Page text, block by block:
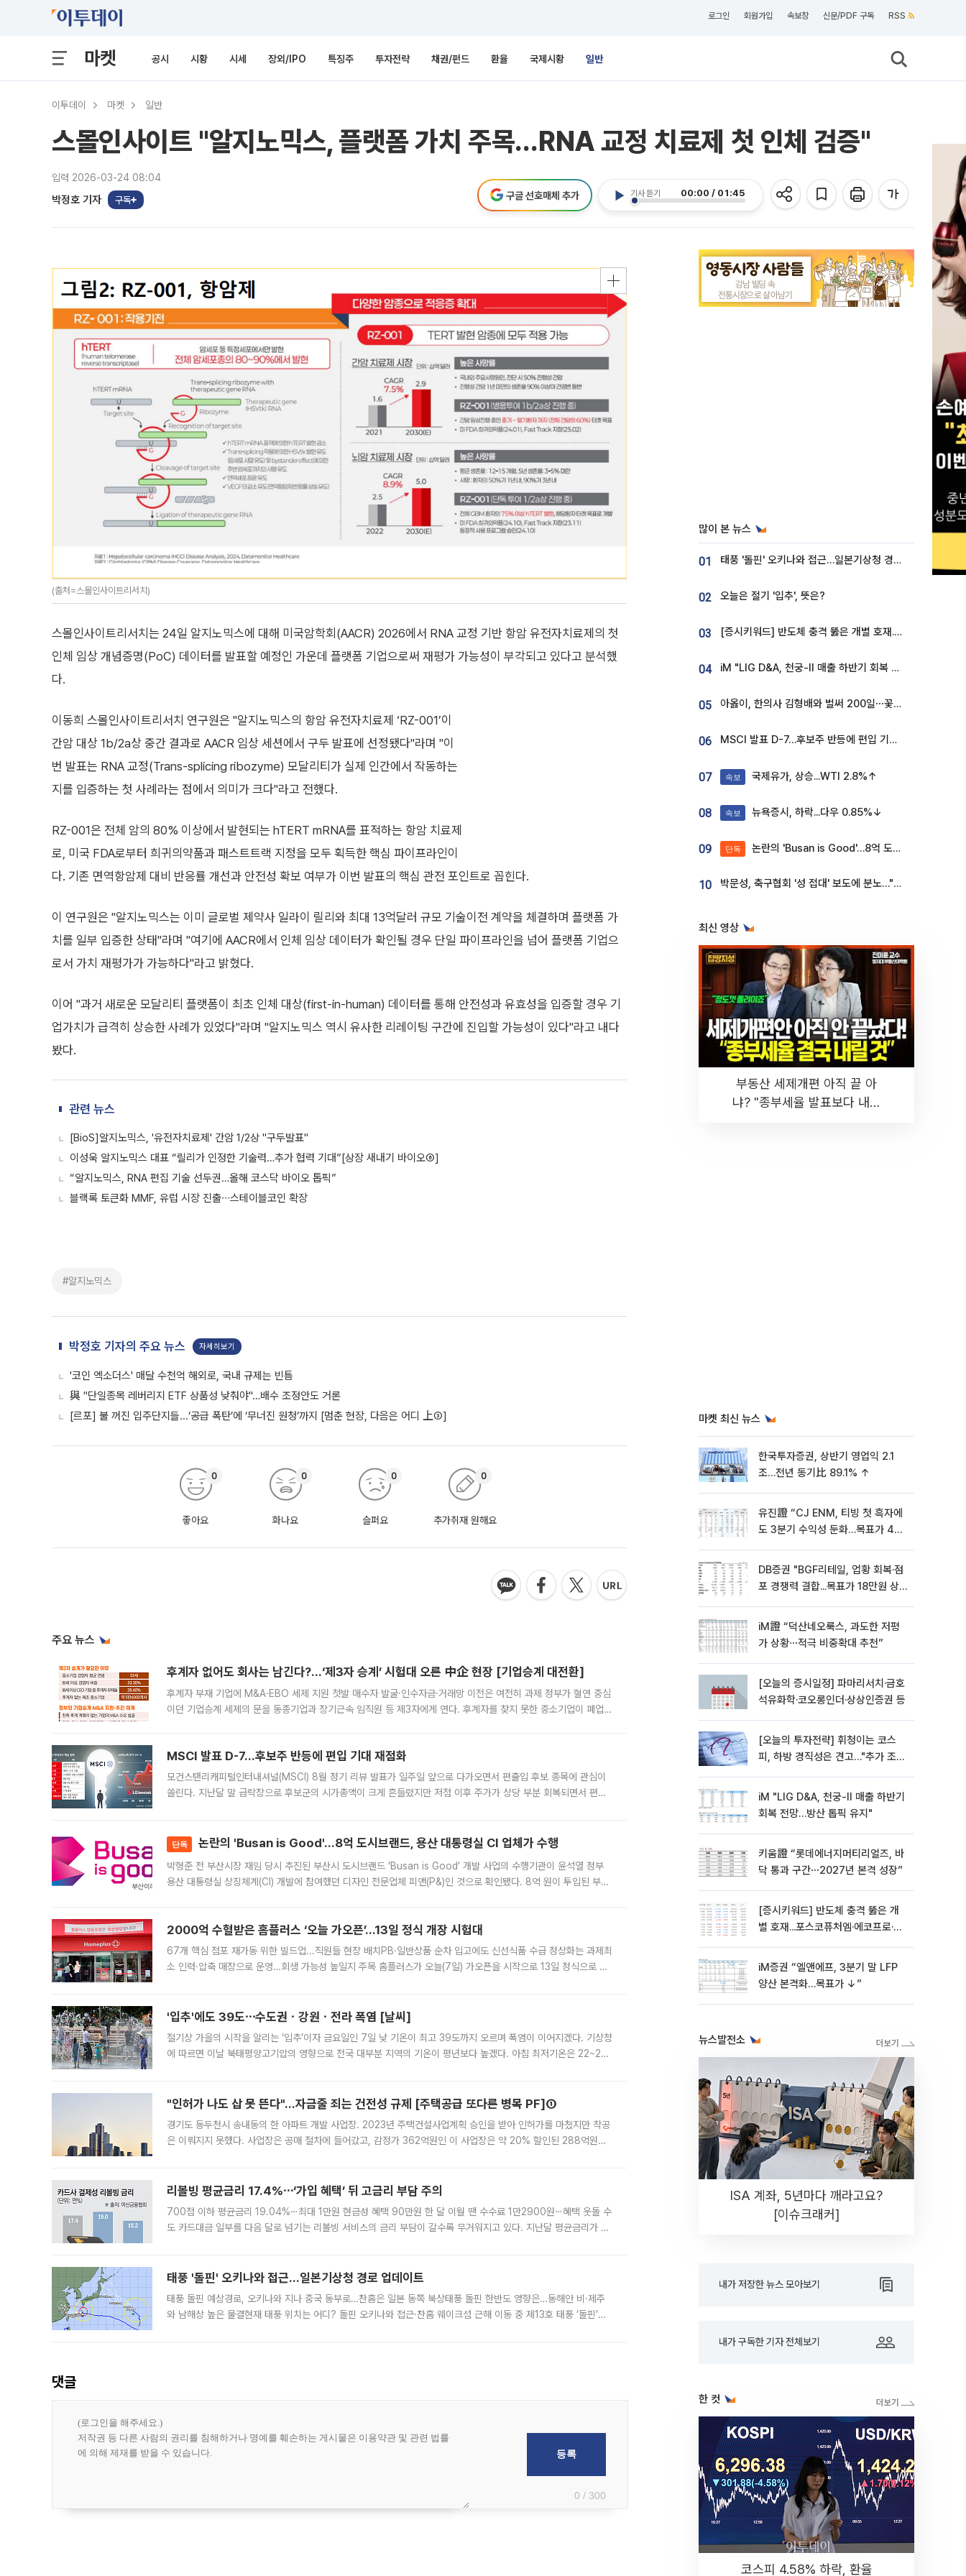
로그인 회원가입 속보창 신문/PDF 구독 RSS
마켓 공시 시황 시세 장외/IPO 특징주 투자전략 채권/펀드 환율 국제시황 일반
이투데이 마켓 일반
스몰인사이트 "알지노믹스, 플랫폼 가치 주목…RNA 교정 치료제 첫 인체 검증"
입력 2026-03-24 08:04
박정호 기자 구독
기사 듣기 00:00 / 01:45
구글 선호매체 추가
(출처=스몰인사이트리서치)
스몰인사이트리서치는 24일 알지노믹스에 대해 미국암학회(AACR) 2026에서 RNA 교정 기반 항암 유전자치료제의 첫
인체 임상 개념증명(PoC) 데이터를 발표할 예정인 가운데 플랫폼 기업으로써 재평가 가능성이 부각되고 있다고 분석했
다.
이동희 스몰인사이트리서치 연구원은 "알지노믹스의 항암 유전자치료제 ‘RZ-001’이
간암 대상 1b/2a상 중간 결과로 AACR 임상 세션에서 구두 발표에 선정됐다"라며 "이
번 발표는 RNA 교정(Trans-splicing ribozyme) 모달리티가 실제 인간에서 작동하는
지를 입증하는 첫 사례라는 점에서 의미가 크다"라고 전했다.
RZ-001은 전체 암의 80% 이상에서 발현되는 hTERT mRNA를 표적하는 항암 치료제
로, 미국 FDA로부터 희귀의약품과 패스트트랙 지정을 모두 획득한 핵심 파이프라인이
다. 기존 면역항암제 대비 반응률 개선과 안전성 확보 여부가 이번 발표의 핵심 관전 포인트로 꼽힌다.
이 연구원은 "알지노믹스는 이미 글로벌 제약사 일라이 릴리와 최대 13억달러 규모 기술이전 계약을 체결하며 플랫폼 가
치를 일부 입증한 상태"라며 "여기에 AACR에서 인체 임상 데이터가 확인될 경우 단일 파이프라인을 넘어 플랫폼 기업으
로서 가치 재평가가 가능하다"라고 밝혔다.
이어 "과거 새로운 모달리티 플랫폼이 최초 인체 대상(first-in-human) 데이터를 통해 안전성과 유효성을 입증할 경우 기
업가치가 급격히 상승한 사례가 있었다"라며 "알지노믹스 역시 유사한 리레이팅 구간에 진입할 가능성이 있다"라고 내다
봤다.
관련 뉴스
[BioS]알지노믹스, '유전자치료제' 간암 1/2상 "구두발표"
이성욱 알지노믹스 대표 “릴리가 인정한 기술력…추가 협력 기대”[상장 새내기 바이오⑥]
“알지노믹스, RNA 편집 기술 선두권…올해 코스닥 바이오 톱픽”
블랙록 토큰화 MMF, 유럽 시장 진출∙∙∙스테이블코인 확장
#알지노믹스
박정호 기자의 주요 뉴스 자세히보기
'코인 엑소더스' 매달 수천억 해외로, 국내 규제는 빈틈
與 "단일종목 레버리지 ETF 상품성 낮춰야"…배수 조정안도 거론
[르포] 불 꺼진 입주단지들...‘공급 폭탄’에 ‘무너진 원청’까지 [멈춘 현장, 다음은 어디 上③]
좋아요
0
화나요
0
슬퍼요
0
추가취재 원해요
0
주요 뉴스
후계자 없어도 회사는 남긴다?…‘제3자 승계’ 시험대 오른 中企 현장 [기업승계 대전환]
후계자 부재 기업에 M&A·EBO 세제 지원 첫발 매수자 발굴·인수자금·거래망 이전은 여전히 과제 정부가 혈연 중심
이던 기업승계 세제의 문을 동종기업과 장기근속 임직원 등 제3자에게 연다. 후계자를 찾지 못한 중소기업이 폐업
MSCI 발표 D-7…후보주 반등에 편입 기대 재점화
모건스탠리캐피털인터내셔널(MSCI) 8월 정기 리뷰 발표가 일주일 앞으로 다가오면서 편출입 후보 종목에 관심이
쏠린다. 지난달 말 급락장으로 후보군의 시가총액이 크게 흔들렸지만 저점 이후 주가가 상당 부분 회복되면서 편입
단독 논란의 'Busan is Good'…8억 도시브랜드, 용산 대통령실 CI 업체가 수행
박형준 전 부산시장 재임 당시 추진된 부산시 도시브랜드 ‘Busan is Good’ 개발 사업의 수행기관이 윤석열 정부
용산 대통령실 상징체계(CI) 개발에 참여했던 디자인 전문업체 피앤(P&)인 것으로 확인됐다. 8억 원이 투입된 부산
2000억 수혈받은 홈플러스 ‘오늘 가오픈’...13일 정식 개장 시험대
67개 핵심 점포 재가동 위한 빌드업...직원들 현장 배치PB·일반상품 순차 입고에도 신선식품 수급 정상화는 과제최
소 인력·압축 매장으로 운영…회생 가능성 높일지 주목 홈플러스가 오늘(7일) 가오픈을 시작으로 13일 정식으로 재
'입추'에도 39도⋯수도권ㆍ강원ㆍ전라 폭염 [날씨]
절기상 가을의 시작을 알리는 ‘입추’이자 금요일인 7일 낮 기온이 최고 39도까지 오르며 폭염이 이어지겠다. 기상청
에 따르면 이날 북태평양고기압의 영향으로 전국 대부분 지역의 기온이 평년보다 높겠다. 아침 최저기온은 22~27
"인허가 나도 삽 못 뜬다"…자금줄 죄는 건전성 규제 [주택공급 또다른 병목 PF]①
경기도 동두천시 송내동의 한 아파트 개발 사업장. 2023년 주택건설사업계획 승인을 받아 인허가를 마쳤지만 착공
은 이뤄지지 못했다. 사업장은 공매 절차에 들어갔고, 감정가 362억원인 이 사업장은 약 20% 할인된 288억원에
리볼빙 평균금리 17.4%⋯‘가입 혜택’ 뒤 고금리 부담 주의
700점 이하 평균금리 19.04%⋯최대 1만원 현금성 혜택 90만원 한 달 이월 땐 수수료 1만2900원⋯혜택 웃돌 수
도 카드대금 일부를 다음 달로 넘기는 리볼빙 서비스의 금리 부담이 갈수록 무거워지고 있다. 지난달 평균금리가 연
태풍 '돌핀' 오키나와 접근…일본기상청 경로 업데이트
태풍 돌핀 예상경로, 오키나와 지나 중국 동부로…찬홈은 일본 동쪽 북상태풍 돌핀 한반도 영향은…동해안 비·제주
와 남해상 높은 물결현재 태풍 위치는 어디? 돌핀 오키나와 접근·찬홈 웨이크섬 근해 이동 중 제13호 태풍 ‘돌핀’이
댓글
0 / 300
많이 본 뉴스
01 태풍 '돌핀' 오키나와 접근…일본기상청 경로 업데이트
02 오늘은 절기 '입추', 뜻은?
03 [증시키워드] 반도체 충격 뚫은 개별 호재...포스코퓨처엠·에코프로·한화솔루션 '눈길'
04 iM "LIG D&A, 천궁-II 매출 하반기 회복 전망…방산 톱픽 유지"
05 아옳이, 한의사 김형배와 벌써 200일⋯꽃다발 들고 "프러포즈 아냐"
06 MSCI 발표 D-7…후보주 반등에 편입 기대 재점화
07 속보 국제유가, 상승...WTI 2.8%↑
08 속보 뉴욕증시, 하락...다우 0.85%↓
09 단독 논란의 'Busan is Good'…8억 도시브랜드, 용산 대통령실 CI 업체가 수행
10 박문성, 축구협회 '성 접대' 보도에 분노…"다 말아먹으려고 작정했나"
최신 영상
부동산 세제개편 아직 끝 아
냐? "종부세율 발표보다 내릴
마켓 최신 뉴스
한국투자증권, 상반기 영업익 2.1
조…전년 동기比 89.1% ↑
유진證 “CJ ENM, 티빙 첫 흑자에
도 3분기 수익성 둔화…목표가 4만
DB증권 "BGF리테일, 업황 회복·점
포 경쟁력 결합...목표가 18만원 상
iM證 “덕산네오룩스, 과도한 저평
가 상황⋯적극 비중확대 추천”
[오늘의 증시일정] 파마리서치·금호
석유화학·코오롱인더·상상인증권 등
[오늘의 투자전략] 휘청이는 코스
피, 하방 경직성은 견고…"추가 조정
iM "LIG D&A, 천궁-II 매출 하반기
회복 전망…방산 톱픽 유지"
키움證 “롯데에너지머티리얼즈, 바
닥 통과 구간⋯2027년 본격 성장”
[증시키워드] 반도체 충격 뚫은 개
별 호재...포스코퓨처엠·에코프로·한
iM증권 “엘앤에프, 3분기 말 LFP
양산 본격화…목표가 ↓”
뉴스발전소
ISA 계좌, 5년마다 깨라고요?
[이슈크래커]
내가 저장한 뉴스 모아보기
내가 구독한 기자 전체보기
한 컷
코스피 4.58% 하락, 환율